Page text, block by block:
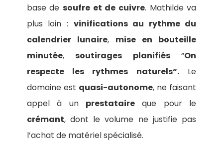
base desoufre et de cuivre. Mathilde va
plus loin : vinifications au rythme du
calendrier lunaire, mise en bouteille
minutée,soutirages planifiés“On
respecte les rythmes naturels“.Le
domaine est quasi-autonome, ne faisant
appel à un prestataire que pour le
crémant, dont le volume ne justifie pas
l’achat de matériel spécialisé.